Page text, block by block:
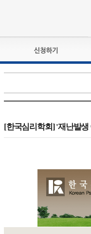
교육훈련
자격복원
[한국심리학회] '재난발생